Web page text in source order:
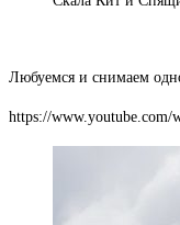
Любуемся и снимаем
https://www.youtube.com/